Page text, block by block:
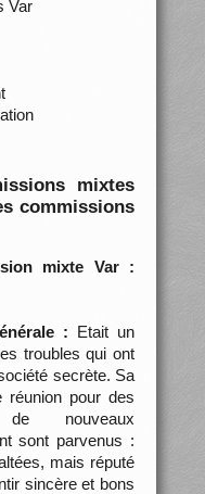
Var
mixtes
commissions
mixte Var :
: Etait un
troubles qui ont
secrète. Sa
pour des
nouveaux
sont parvenus :
mais réputé
sincère et bons